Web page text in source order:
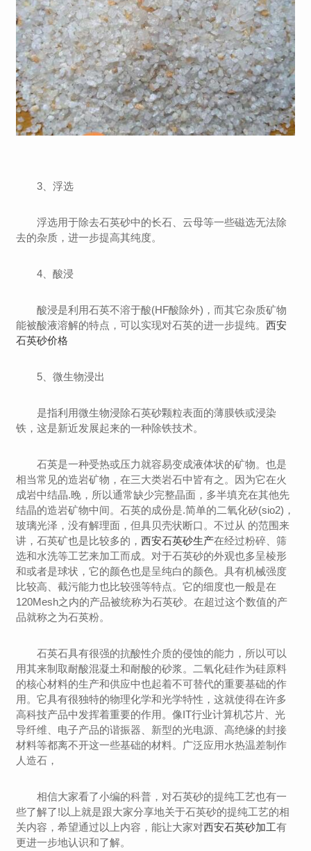
3、浮选
浮选用于除去石英砂中的长石、云母等一些磁选无法除
去的杂质，进一步提高其纯度。
4、酸浸
酸浸是利用石英不溶于酸(HF酸除外)，而其它杂质矿物
能被酸液溶解的特点，可以实现对石英的进一步提纯。西安
石英砂价格
5、微生物浸出
是指利用微生物浸除石英砂颗粒表面的薄膜铁或浸染
铁，这是新近发展起来的一种除铁技术。
石英是一种受热或压力就容易变成液体状的矿物。也是
相当常见的造岩矿物，在三大类岩石中皆有之。因为它在火
成岩中结晶.晚，所以通常缺少完整晶面，多半填充在其他先
结晶的造岩矿物中间。石英的成份是.简单的二氧化矽(sio2)，
玻璃光泽，没有解理面，但具贝壳状断口。不过从 的范围来
讲，石英矿也是比较多的，西安石英砂生产在经过粉碎、筛
选和水洗等工艺来加工而成。对于石英砂的外观也多呈棱形
和或者是球状，它的颜色也是呈纯白的颜色。具有机械强度
比较高、截污能力也比较强等特点。它的细度也一般是在
120Mesh之内的产品被统称为石英砂。在超过这个数值的产
品就称之为石英粉。
石英石具有很强的抗酸性介质的侵蚀的能力，所以可以
用其来制取耐酸混凝土和耐酸的砂浆。二氧化硅作为硅原料
的核心材料的生产和供应中也起着不可替代的重要基础的作
用。它具有很独特的物理化学和光学特性，这就使得在许多
高科技产品中发挥着重要的作用。像IT行业计算机芯片、光
导纤维、电子产品的谐振器、新型的光电源、高绝缘的封接
材料等都离不开这一些基础的材料。广泛应用水热温差制作
人造石，
相信大家看了小编的科普，对石英砂的提纯工艺也有一
些了解了!以上就是跟大家分享地关于石英砂的提纯工艺的相
关内容，希望通过以上内容，能让大家对西安石英砂加工有
更进一步地认识和了解。